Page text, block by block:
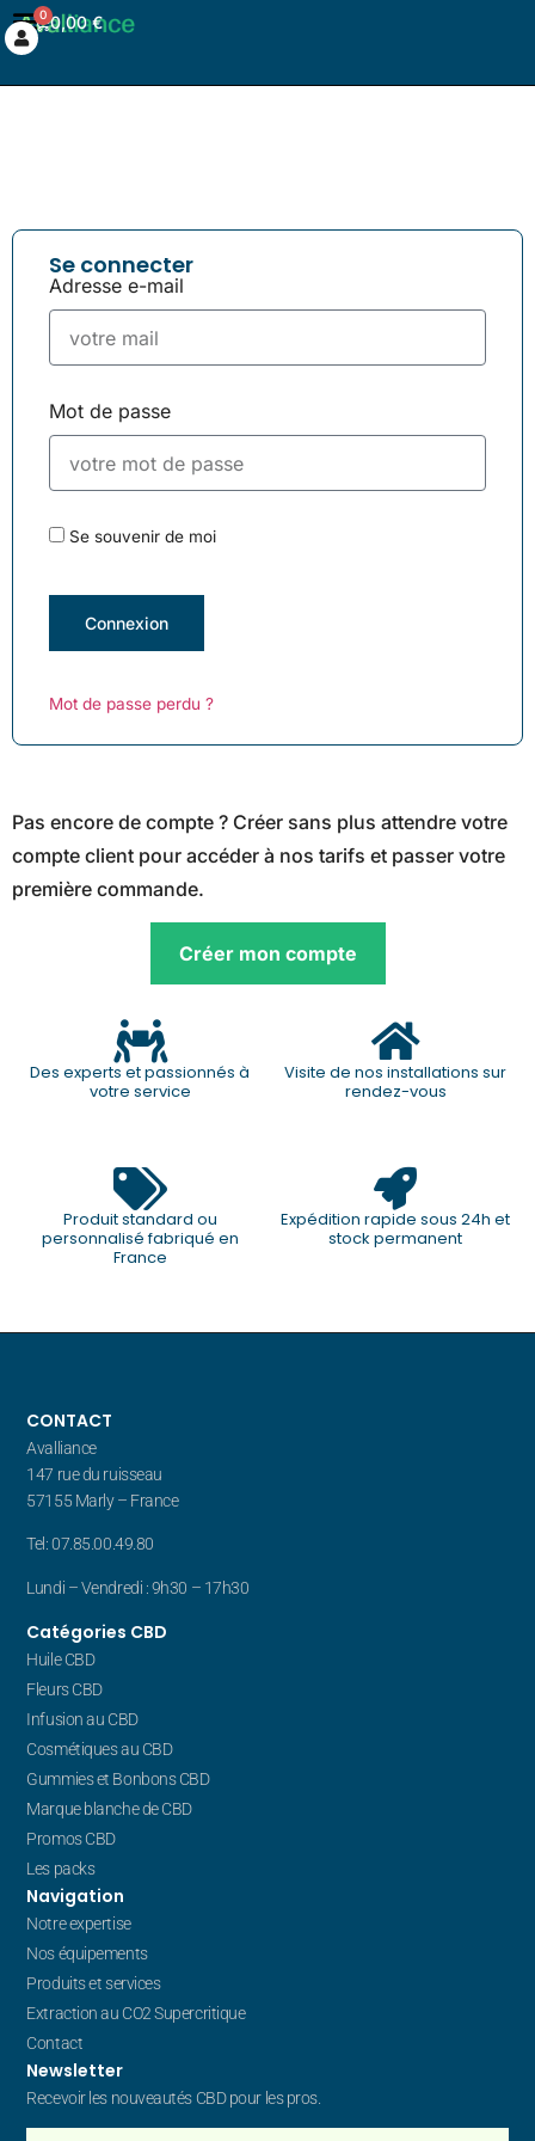
0,00€
0
Se connecter
Adresse e-mail
Mot de passe
Se souvenir de moi
Connexion
Mot de passe perdu ?
Pas encore de compte ? Créer sans plus attendre votre
compte client pour accéder à nos tarifs et passer votre
première commande.
Créer mon compte
Des experts et passionnés à
votre service
Visite de nos installations sur
rendez-vous
Produit standard ou
personnalisé fabriqué en
France
Expédition rapide sous 24h et
stock permanent
CONTACT
Avalliance
147 rue du ruisseau
57155 Marly – France
Tel: 07.85.00.49.80
Lundi – Vendredi : 9h30 – 17h30
Catégories CBD
Huile CBD
Fleurs CBD
Infusion au CBD
Cosmétiques au CBD
Gummies et Bonbons CBD
Marque blanche de CBD
Promos CBD
Les packs
Navigation
Notre expertise
Nos équipements
Produits et services
Extraction au CO2 Supercritique
Contact
Newsletter
Recevoir les nouveautés CBD pour les pros.